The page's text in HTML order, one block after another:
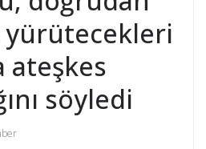
yürütecekleri
ateşkes
söyledi